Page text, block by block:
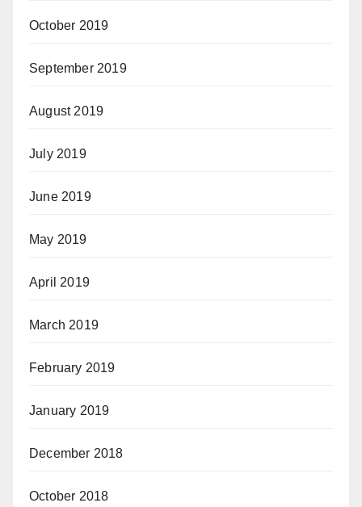
October 2019
September 2019
August 2019
July 2019
June 2019
May 2019
April 2019
March 2019
February 2019
January 2019
December 2018
October 2018